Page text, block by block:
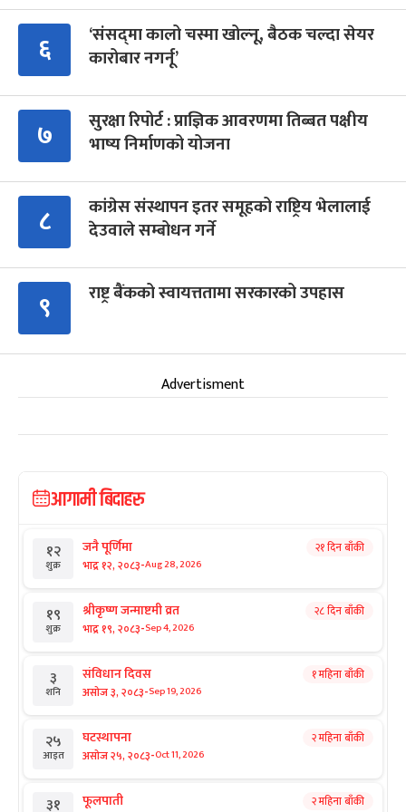
६
‘संसद्‍मा कालो चस्मा खोल्नू, बैठक चल्दा सेयर
कारोबार नगर्नू’
७
सुरक्षा रिपोर्ट : प्राज्ञिक आवरणमा तिब्बत पक्षीय
भाष्य निर्माणको योजना
८
कांग्रेस संस्थापन इतर समूहको राष्ट्रिय भेलालाई
देउवाले सम्बोधन गर्ने
९ राष्ट्र बैंकको स्वायत्ततामा सरकारको उपहास
Advertisment
आगामी बिदाहरु
१२
शुक्र
जनै पूर्णिमा
भाद्र १२, २०८३-Aug 28, 2026
२१ दिन बाँकी
१९
शुक्र
श्रीकृष्ण जन्माष्टमी व्रत
भाद्र १९, २०८३-Sep 4, 2026
२८ दिन बाँकी
३
शनि
संविधान दिवस
असोज ३, २०८३-Sep 19, 2026
१ महिना बाँकी
२५
आइत
घटस्थापना
असोज २५, २०८३-Oct 11, 2026
२ महिना बाँकी
३१ फूलपाती २ महिना बाँकी